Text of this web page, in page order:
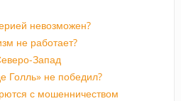
невозможен?
не работает?
Запад
Голль» не победил?
с мошенничеством